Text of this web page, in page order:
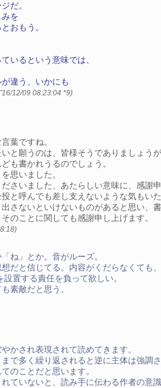
だ。
を
おもう。
いるという意味では、
違う、いかにも
12/09 08:23:04 *9)
葉ですね。
と願うのは、皆様そうでありましょう
も書かれうるのでしょう。
思いました。
さいました、あたらしい意味に、感謝申
と呼んでも差し支えないような気もいた
さないといけないものがあると思い
のことに関しても感謝申し上げます。
ね」とか。音がルーズ。
だと信じてる。内容がくだらなくても
置する責任を負って欲しい。
素敵だと思う。
かされ表現されて読めてきます。
で多く繰り返されると逆に主体は強調
のことだと思います。
ていないと、読み手に伝わる作者の